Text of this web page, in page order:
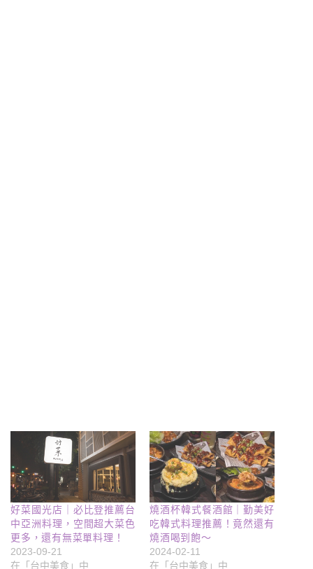
好菜國光店｜必比登推薦台
中亞洲料理，空間超大菜色
更多，還有無菜單料理！
2023-09-21
在「台中美食」中
燒酒杯韓式餐酒館｜勤美好
吃韓式料理推薦！竟然還有
燒酒喝到飽～
2024-02-11
在「台中美食」中